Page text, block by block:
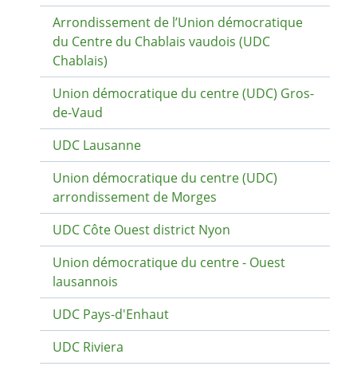
Arrondissement de l’Union démocratique
du Centre du Chablais vaudois (UDC
Chablais)
Union démocratique du centre (UDC) Gros-
de-Vaud
UDC Lausanne
Union démocratique du centre (UDC)
arrondissement de Morges
UDC Côte Ouest district Nyon
Union démocratique du centre - Ouest
lausannois
UDC Pays-d'Enhaut
UDC Riviera